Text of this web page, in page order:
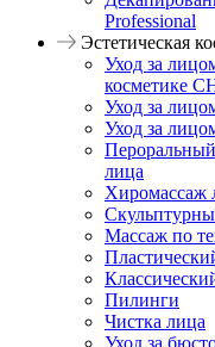
Professional
Эстетическая
Уход за
косметике
Уход за
Уход за
лица
Хиромассаж
Массаж по
Пилинги
Чистка лица